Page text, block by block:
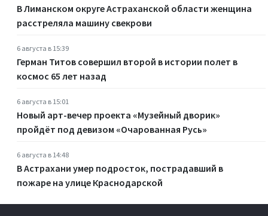
В Лиманском округе Астраханской области женщина
расстреляла машину свекрови
6 августа в 15:39
Герман Титов совершил второй в истории полет в
космос 65 лет назад
6 августа в 15:01
Новый арт-вечер проекта «Музейный дворик»
пройдёт под девизом «Очарованная Русь»
6 августа в 14:48
В Астрахани умер подросток, пострадавший в
пожаре на улице Краснодарской